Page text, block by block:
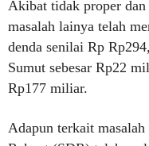
Akibat tidak proper
masalah lainya telah
denda senilai Rp
Sumut sebesar Rp22
Rp177 miliar.
Adapun terkait